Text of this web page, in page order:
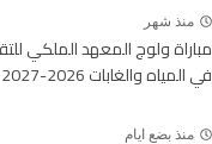
منذ شهر
مباراة ولوج المعهد الملكي
في المياه والغابات 2026-2027 IRTSEF
منذ بضع ايام